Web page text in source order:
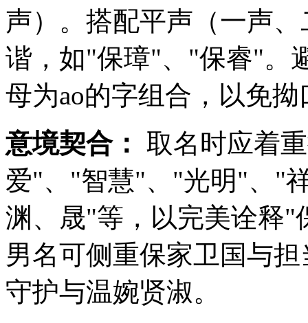
声）。搭配平声（一声
谐，如"保璋"、"保睿"。
母为ao的字组合，以免拗
意境契合： 取名时应着
爱"、"智慧"、"光明"、"
渊、晟"等，以完美诠释"
男名可侧重保家卫国与
守护与温婉贤淑。